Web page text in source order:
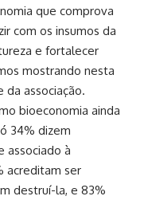
que comprova
com os insumos da
e fortalecer
mostrando nesta
da associação.
bioeconomia ainda
34% dizem
associado à
acreditam ser
destruí-la, e 83%